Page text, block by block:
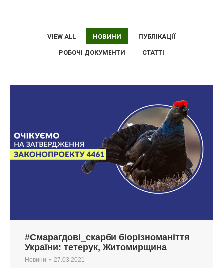
VIEW ALL НОВИНИ ПУБЛІКАЦІЇ
РОБОЧІ ДОКУМЕНТИ СТАТТІ
#Смарагдові_скарби біорізноманіття
України: тетерук, Житомирщина
Новини 27.03.2021